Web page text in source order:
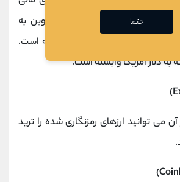
ثابت دارند. ارزش یک استیبل کوین به
کالاهای غیر دیجیتالی دیگر وابسته است.
آن می توانید ارزهای رمزنگاری شده را ترید
حتما